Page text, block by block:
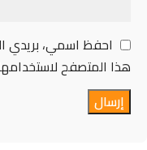
احفظ اسمي، بريدي
هذا المتصفح